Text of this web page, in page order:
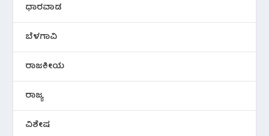
ಧಾರವಾಡ
ಬೆಳಗಾವಿ
ರಾಜಕೀಯ
ರಾಜ್ಯ
ವಿಶೇಷ